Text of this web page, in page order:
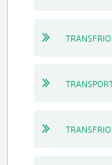
TRANSFRIO